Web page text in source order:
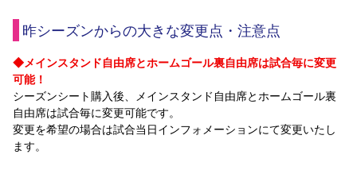
昨シーズンからの大きな変更点・注意点
◆メインスタンド自由席とホームゴール裏自由席は試合毎に変更
可能！
シーズンシート購入後、メインスタンド自由席とホームゴール裏
自由席は試合毎に変更可能です。
変更を希望の場合は試合当日インフォメーションにて変更いたし
ます。